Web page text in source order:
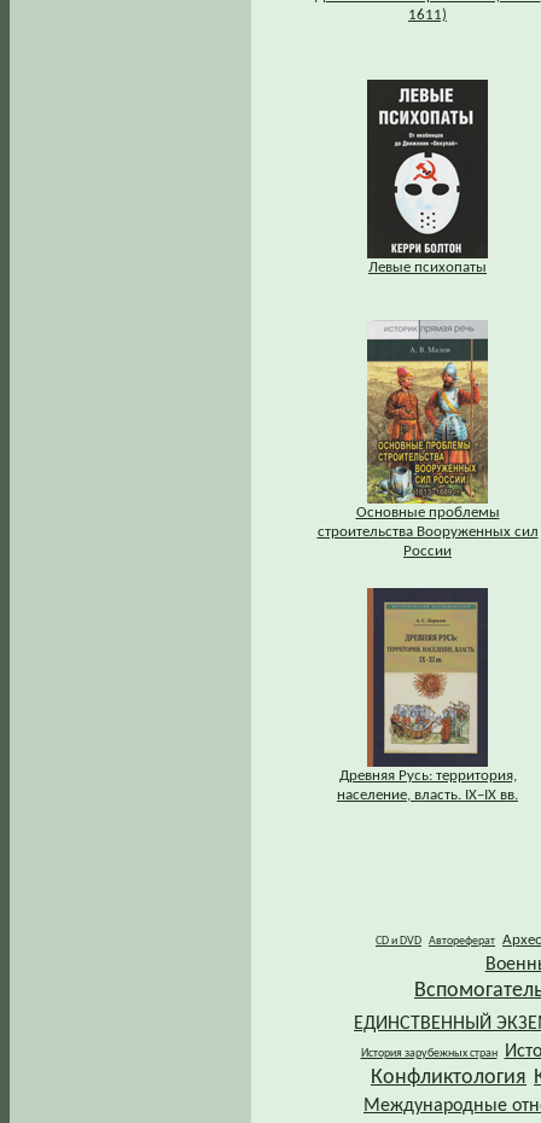
1611)
Левые психопаты
Основные проблемы
строительства Вооруженных сил
России
Древняя Русь: территория,
население, власть. IХ–IХ вв.
CD и DVD Автореферат
ЕДИНСТВЕННЫЙ
История зарубежных стран
Конфликтология
Международные